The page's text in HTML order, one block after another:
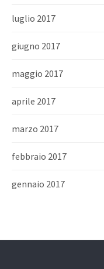
luglio 2017
giugno 2017
maggio 2017
aprile 2017
marzo 2017
febbraio 2017
gennaio 2017